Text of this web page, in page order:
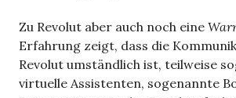
Zu Revolut aber auch noch eine
Erfahrung zeigt, dass die
Revolut umständlich ist, teilweise
virtuelle Assistenten, sogenannte